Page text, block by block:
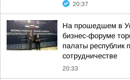
20:37
На прошедшем в
бизнес-форуме
палаты республик
сотрудничестве
20:33